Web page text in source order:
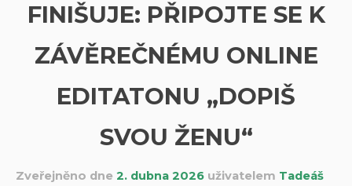
FINIŠUJE: PŘIPOJTE SE K
ZÁVĚREČNÉMU ONLINE
EDITATONU „DOPIŠ
SVOU ŽENU“
Zveřejněno dne 2. dubna 2026 uživatelem Tadeáš